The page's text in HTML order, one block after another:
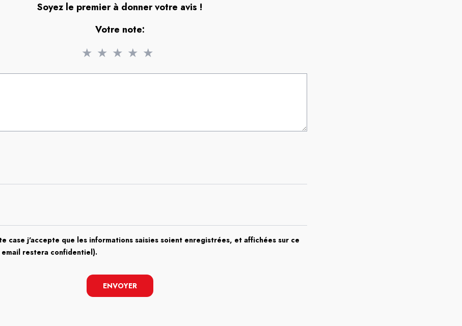
Soyez le premier à donner votre avis !
Votre note:
★ ★ ★ ★ ★
case j'accepte que les informations saisies soient enregistrées, et affichées sur ce
restera confidentiel).
ENVOYER